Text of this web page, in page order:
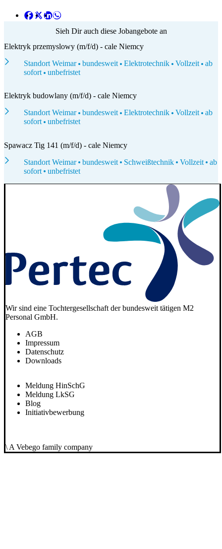
Sieh Dir auch diese Jobangebote an
Elektryk przemyslowy (m/f/d) - cale Niemcy
Standort Weimar
bundesweit Elektrotechnik Vollzeit
ab
sofort
unbefristet
Elektryk budowlany (m/f/d) - cale Niemcy
Standort Weimar
bundesweit Elektrotechnik Vollzeit
ab
sofort
unbefristet
Spawacz Tig 141 (m/f/d) - cale Niemcy
Standort Weimar
bundesweit Schweißtechnik Vollzeit
ab
sofort
unbefristet
Wir sind eine Tochtergesellschaft der bundesweit tätigen M2
Personal GmbH.
AGB
Impressum
Datenschutz
Downloads
Meldung HinSchG
Meldung LkSG
Blog
Initiativbewerbung
\ A Vebego family company